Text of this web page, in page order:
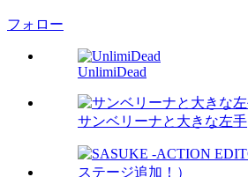
フォロー
UnlimiDead
サンベリーナと大きな左手